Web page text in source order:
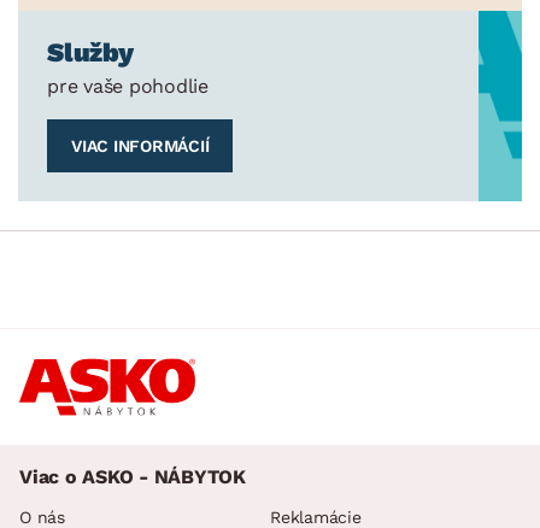
Služby
pre vaše pohodlie
VIAC INFORMÁCIÍ
Viac o ASKO - NÁBYTOK
O nás Reklamácie